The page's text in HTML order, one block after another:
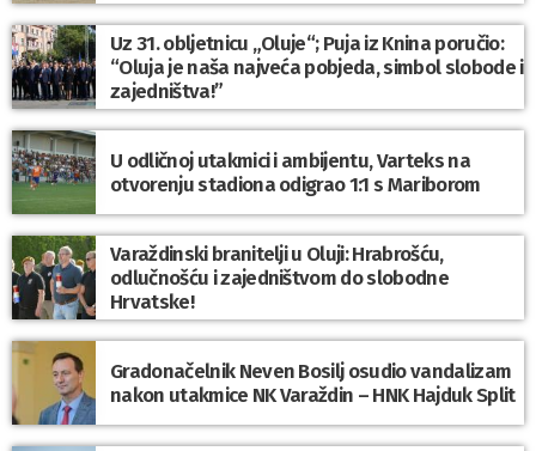
Uz 31. obljetnicu „Oluje“; Puja iz Knina poručio:
“Oluja je naša najveća pobjeda, simbol slobode i
zajedništva!”
U odličnoj utakmici i ambijentu, Varteks na
otvorenju stadiona odigrao 1:1 s Mariborom
Varaždinski branitelji u Oluji: Hrabrošću,
odlučnošću i zajedništvom do slobodne
Hrvatske!
Gradonačelnik Neven Bosilj osudio vandalizam
nakon utakmice NK Varaždin – HNK Hajduk Split